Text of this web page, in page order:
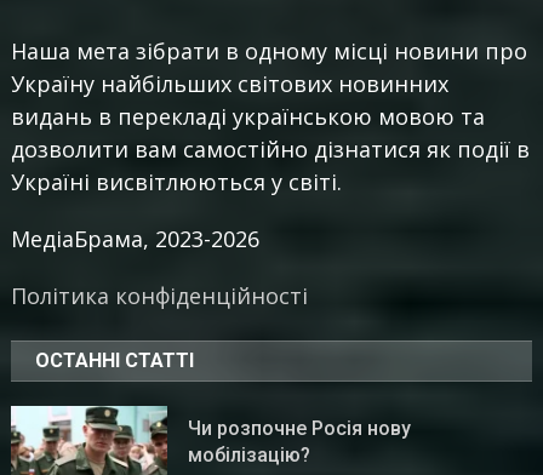
Наша мета зібрати в одному місці новини про
Україну найбільших світових новинних
видань в перекладі українською мовою та
дозволити вам самостійно дізнатися як події в
Україні висвітлюються у світі.
МедіаБрама, 2023-2026
Політика конфіденційності
ОСТАННІ СТАТТІ
Чи розпочне Росія нову
мобілізацію?